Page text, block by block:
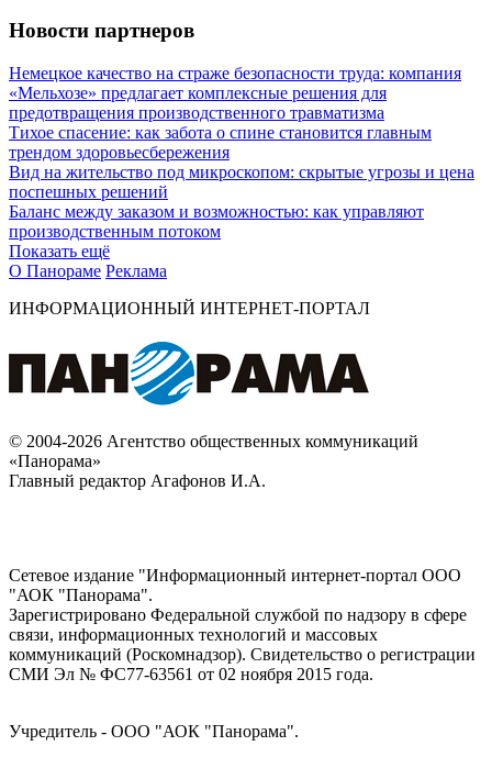
Новости партнеров
Немецкое качество на страже безопасности труда: компания
«Мельхозе» предлагает комплексные решения для
предотвращения производственного травматизма
Тихое спасение: как забота о спине становится главным
трендом здоровьесбережения
Вид на жительство под микроскопом: скрытые угрозы и цена
поспешных решений
Баланс между заказом и возможностью: как управляют
производственным потоком
Показать ещё
О Панораме Реклама
ИНФОРМАЦИОННЫЙ ИНТЕРНЕТ-ПОРТАЛ
© 2004-2026 Агентство общественных коммуникаций
«Панорама»
Главный редактор Агафонов И.А.
Сетевое издание "Информационный интернет-портал ООО
"АОК "Панорама".
Зарегистрировано Федеральной службой по надзору в сфере
связи, информационных технологий и массовых
коммуникаций (Роскомнадзор). Cвидетельство о регистрации
СМИ Эл № ФС77-63561 от 02 ноября 2015 года.
Учредитель - ООО "АОК "Панорама".